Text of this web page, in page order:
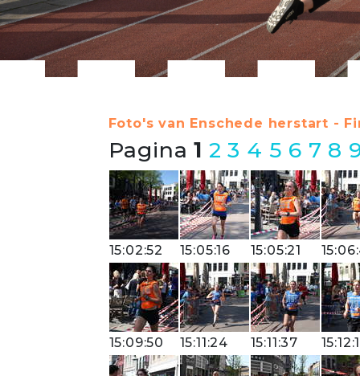
Foto's van Enschede herstart -
Pagina1 2 3 4 5 6 7 8
15:02:52 15:05:16 15:05:21
15:09:50 15:11:24 15:11:37